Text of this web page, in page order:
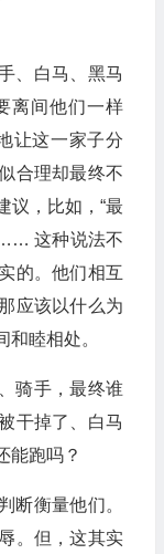
、白马、黑马
离间他们一样
让这一家子分
合理却最终不
议，比如，“最
这种说法不
的。他们相互
应该以什么为
睦相处。
骑手，最终谁
干掉了、白马
能跑吗？
断衡量他们。
。但，这其实